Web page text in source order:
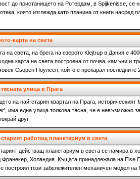
до пристанището на Ротердам, в Spijkenisse, се
която изглежда като планина от книги насред
карта на света
на света, на брега на езерото Klejtrup в Дания е
карта на света построена от почва, камъни и
Сьорен Поулсен, който е прекарал последните
улица в Прага
на най-стария квартал на Прага, историческият
има една улица толкова тясна, че е невъзможно
друг.
работещ планетариум в света
действащ планетариум в света се намира в
Франекер, Холандия. Къщата принадлежала на Eise
е построил този забележителен механичен модел